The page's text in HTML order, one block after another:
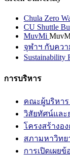
Chula Zero
CU Shuttle
MuvMi
จุฬาฯ กับคว
Sustainability
การบริหาร
คณะผู้บริหาร
วิสัยทัศน์และ
โครงสร้างอ
สภามหาวิทย
การเปิดเผย